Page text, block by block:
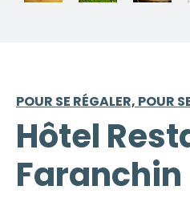
POUR SE RÉGALER, POUR
Hôtel
Faranchin